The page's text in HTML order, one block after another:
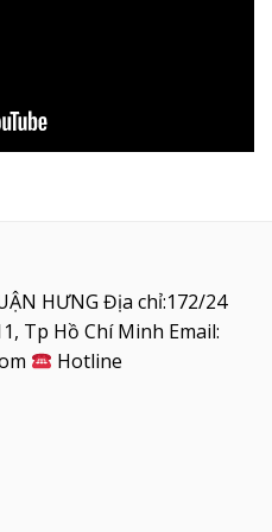
HƯNG Địa chỉ:172/24
Tp Hồ Chí Minh Email:
Hotline